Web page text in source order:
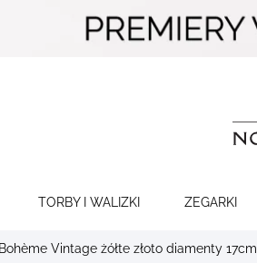
TORBY I WALIZKI ZEGARKI
Vintage żółte złoto diamenty 17cm